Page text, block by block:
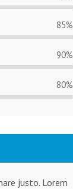
85%
90%
80%
justo. Lorem